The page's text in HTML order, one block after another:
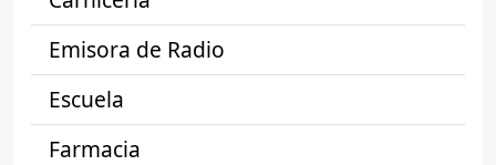
Emisora de Radio
Escuela
Farmacia